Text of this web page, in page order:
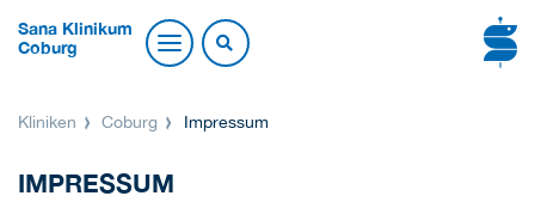
Sana Klinikum
Coburg
Kliniken Coburg Impressum
IMPRESSUM